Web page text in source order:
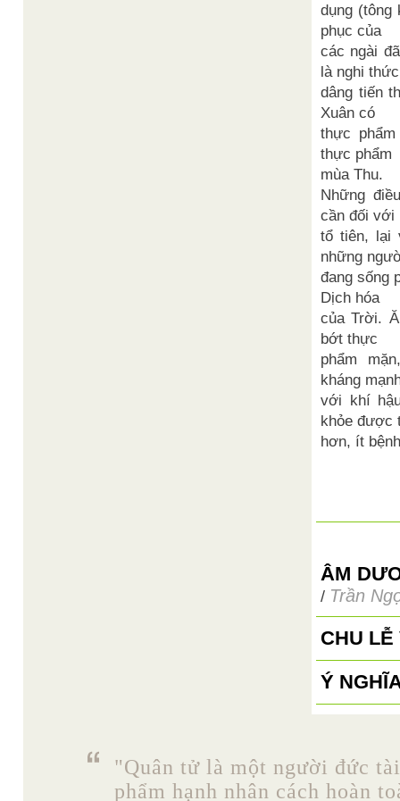
dụng
phục của
các ngài
là nghi thức
dâng tiến
Xuân có
thực
thực phẩm
mùa Thu.
Những
cần đối với
tổ tiên, lại
những
đang sống
Dịch hóa
của Trời.
bớt thực
phẩm
kháng
với khí
khỏe được
hơn, ít
ÂM
/ Trần
CHU LỄ
Ý
"Quân tử là một người đức
phẩm hạnh nhân cách hoàn